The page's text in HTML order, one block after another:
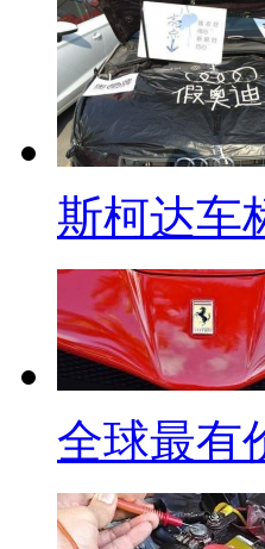
斯柯达车
全球最有